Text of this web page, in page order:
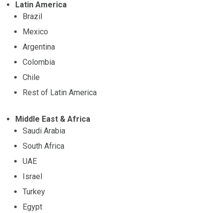
Latin America
Brazil
Mexico
Argentina
Colombia
Chile
Rest of Latin America
Middle East & Africa
Saudi Arabia
South Africa
UAE
Israel
Turkey
Egypt